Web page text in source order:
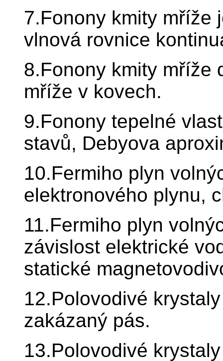
7.Fonony kmity mříže
vlnová rovnice
8.Fonony kmity mříže
mříže v kovech.
9.Fonony tepelné
stavů, Debyova
10.Fermiho plyn
elektronového plynu,
11.Fermiho plyn
závislost elektrické
statické
12.Polovodivé
zakázaný pás.
13.Polovodivé